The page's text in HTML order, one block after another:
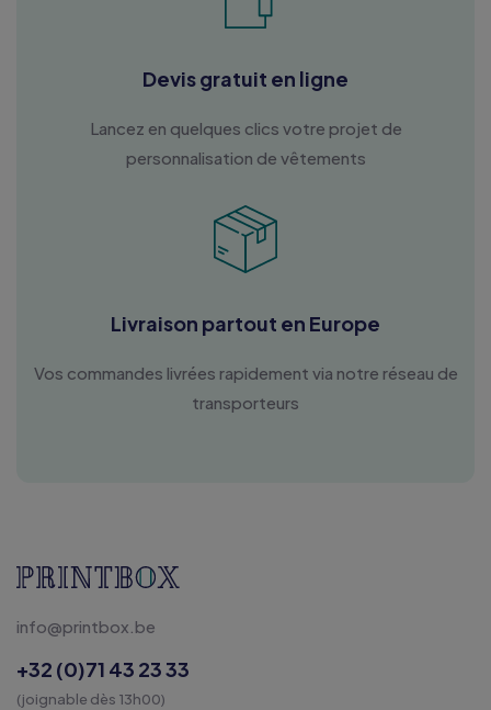
Devis gratuit en ligne
Lancez en quelques clics votre projet de
personnalisation de vêtements
Livraison partout en Europe
Vos commandes livrées rapidement via notre réseau de
transporteurs
info@printbox.be
+32 (0)71 43 23 33
(joignable dès 13h00)